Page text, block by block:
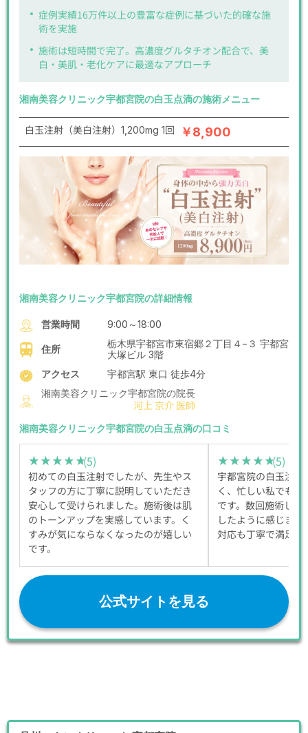
症例実績16万件以上の豊富な症例に基づいた的確な施
術を実施
施術は短時間で完了。高濃度グルタチオン配合で、美
白・美肌・老化ケアに最適なアプローチ
湘南美容クリニック宇都宮院の白玉点滴の施術メニュー
白玉注射（美白注射）1,200mg 1回 ￥8,900
湘南美容クリニック宇都宮院の詳細情報
営業時間 9:00～18:00
住所
栃木県宇都宮市東宿郷２丁目４−３ 宇都宮
大塚ビル 3階
アクセス
宇都宮駅 東口 徒歩4分
湘南美容クリニック宇都宮院の院長
河上 京介 医師
湘南美容クリニック宇都宮院の白玉点滴の口コミ
★★★★★
★★★★★(5)
初めての白玉注射でしたが、先生やス
タッフの方に丁寧に説明していただき
安心して受けられました。施術後は肌
のトーンアップを実感しています。く
すみが気にならなくなったのが嬉しい
です。
★★★★★
★★★★★(5)
宇都宮院の白玉注
く、忙しい私でも
です。数回施術して
したように感じま
対応も丁寧で満足で
公式サイトを見る